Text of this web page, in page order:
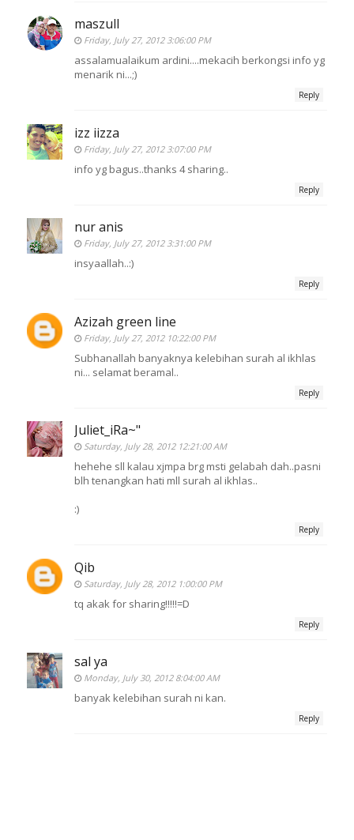
maszull
Friday, July 27, 2012 3:06:00 PM
assalamualaikum ardini....mekacih berkongsi info yg
menarik ni...;)
Reply
izz iizza
Friday, July 27, 2012 3:07:00 PM
info yg bagus..thanks 4 sharing..
Reply
nur anis
Friday, July 27, 2012 3:31:00 PM
insyaallah..:)
Reply
Azizah green line
Friday, July 27, 2012 10:22:00 PM
Subhanallah banyaknya kelebihan surah al ikhlas
ni... selamat beramal..
Reply
Juliet_iRa~"
Saturday, July 28, 2012 12:21:00 AM
hehehe sll kalau xjmpa brg msti gelabah dah..pasni
blh tenangkan hati mll surah al ikhlas..
:)
Reply
Qib
Saturday, July 28, 2012 1:00:00 PM
tq akak for sharing!!!!!=D
Reply
sal ya
Monday, July 30, 2012 8:04:00 AM
banyak kelebihan surah ni kan.
Reply